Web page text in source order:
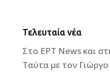
Τελευταία νέα
Στο ΕΡΤ News και
Ταύτα με τον